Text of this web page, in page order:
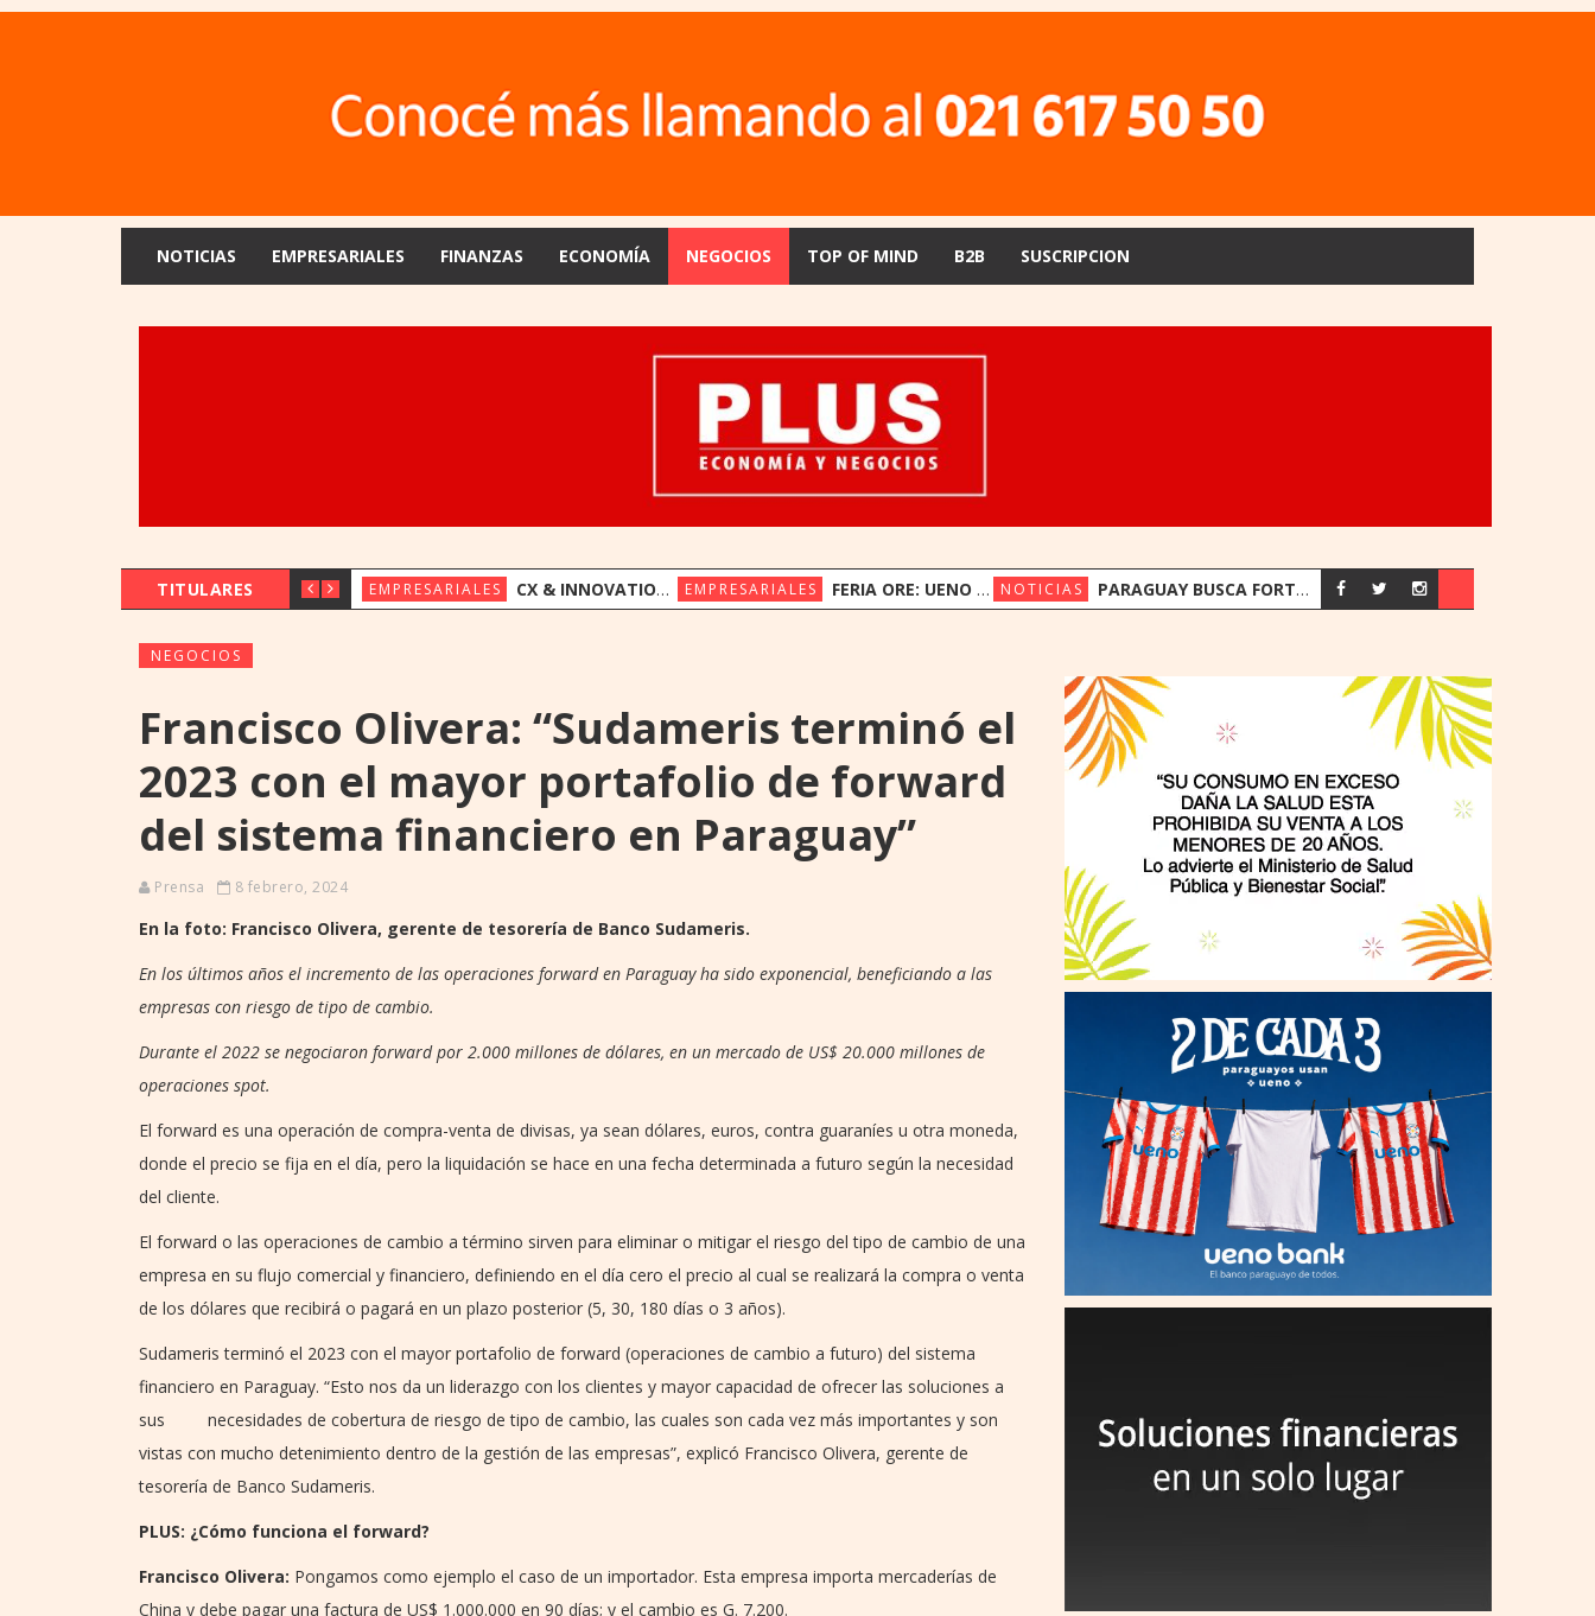
NOTICIAS EMPRESARIALES FINANZAS ECONOMÍA NEGOCIOS TOP OF MIND B2B SUSCRIPCION
TITULARES EMPRESARIALES CX & INNOVATION CONGRESS REÚNE A LÍDERES REGIONALES PARA EXPLORAR LA NUEVA ERA DE LA EXPERIENCIA DEL CLIENTE EMPRESARIALES FERIA ORE: UENO BANK APUESTA POR LA CULTURA INDÍGENA Y EL COMERCIO JUSTO NOTICIAS PARAGUAY BUSCA FORTALECER SU ESTRATEGIA ENERGÉTICA ANTE EL CRECIMIENTO DE LA DEMANDA
NEGOCIOS
Francisco Olivera: “Sudameris terminó el
2023 con el mayor portafolio de forward
del sistema financiero en Paraguay”
Prensa 8 febrero, 2024
En la foto: Francisco Olivera, gerente de tesorería de Banco Sudameris.
En los últimos años el incremento de las operaciones forward en Paraguay ha sido exponencial, beneficiando a las
empresas con riesgo de tipo de cambio.
Durante el 2022 se negociaron forward por 2.000 millones de dólares, en un mercado de US$ 20.000 millones de
operaciones spot.
El forward es una operación de compra-venta de divisas, ya sean dólares, euros, contra guaraníes u otra moneda,
donde el precio se fija en el día, pero la liquidación se hace en una fecha determinada a futuro según la necesidad
del cliente.
El forward o las operaciones de cambio a término sirven para eliminar o mitigar el riesgo del tipo de cambio de una
empresa en su flujo comercial y financiero, definiendo en el día cero el precio al cual se realizará la compra o venta
de los dólares que recibirá o pagará en un plazo posterior (5, 30, 180 días o 3 años).
Sudameris terminó el 2023 con el mayor portafolio de forward (operaciones de cambio a futuro) del sistema
financiero en Paraguay. “Esto nos da un liderazgo con los clientes y mayor capacidad de ofrecer las soluciones a
sus necesidades de cobertura de riesgo de tipo de cambio, las cuales son cada vez más importantes y son
vistas con mucho detenimiento dentro de la gestión de las empresas”, explicó Francisco Olivera, gerente de
tesorería de Banco Sudameris.
PLUS: ¿Cómo funciona el forward?
Francisco Olivera: Pongamos como ejemplo el caso de un importador. Esta empresa importa mercaderías de
China y debe pagar una factura de US$ 1.000.000 en 90 días; y el cambio es G. 7.200.